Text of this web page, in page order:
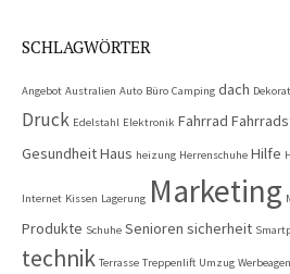
SCHLAGWÖRTER
Angebot Australien Auto Büro Camping dach
Druck Edelstahl Elektronik Fahrrad
GesundheitHaus heizung Herrenschuhe Hilfe
Internet Kissen Lagerung Marketing
Produkte Schuhe Senioren sicherheit
technik Terrasse Treppenlift Umzug